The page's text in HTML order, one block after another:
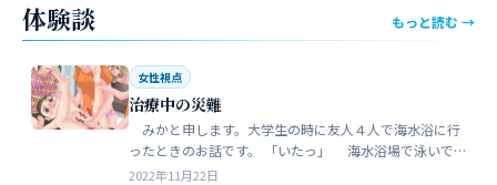
体験談 もっと読む →
女性視点
治療中の災難
みかと申します。大学生の時に友人４人で海水浴に行
ったときのお話です。 「いたっ」 海水浴場で泳いで
いたら、友人のしいなが空瓶で足を切っちゃったんで
2022年11月22日